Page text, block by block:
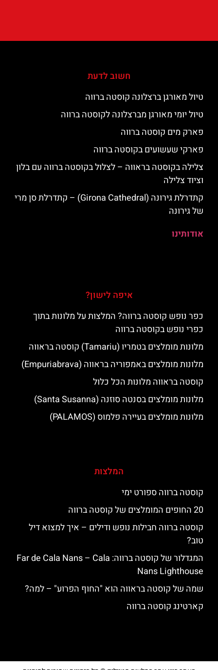
חשוב לדעת
טיול מאורגן ברצלונה קוסטה ברווה
טיול יומי מאורגן מברצלונה לקוסטה ברווה
פארק מים קוסטה ברווה
פארקי שעשועים בקוסטה ברווה
צלילה בקוסטה בראווה – לצלול בקוסטה ברווה עם בלון
וציוד צלילה
קתדרלת גירונה (Girona Cathedral) – קתדרלת סן מרי
של גירונה
אודותינו
איפה לישון?
כפר נופש קוסטה ברווה? המלצות על מלונות בתוך
כפרי נופש בקוסטה ברווה
מלונות מומלצים בטמריו (Tamariu) קוסטה בראווה
מלונות מומלצים באמפוריה בראווה (Empuriabrava)
קוסטה בראווה מלונות הכל כלול
מלונות מומלצים בסנטה סוזנה (Santa Susanna)
מלונות מומלצים בעיירה פלמוס (PALAMOS)
המלצות
קוסטה ברווה ספורט ימי
20 החופים המומלצים של קוסטה ברווה
קוסטה ברווה חבילות נופש ודילים – איך למצוא דיל
טוב?
המגדלור של קוסטה ברווה: ‪‪Far de Cala Nans – Cala
Nans Lighthouse‬‬
שמה של קוסטה בראווה הוא "החוף הפרוע" – למה?
קארטינג קוסטה ברווה